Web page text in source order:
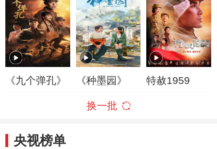
《九个弹孔》 《种墨园》 特赦1959
换一批
央视榜单